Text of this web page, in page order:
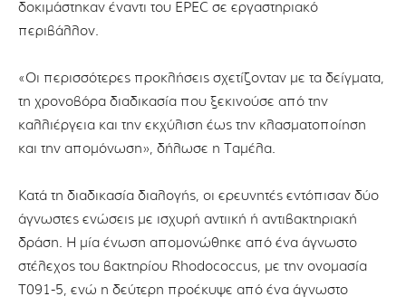
δοκιμάστηκαν έναντι του EPEC σε εργαστηριακό
περιβάλλον.
«Οι περισσότερες προκλήσεις σχετίζονταν με τα δείγματα,
τη χρονοβόρα διαδικασία που ξεκινούσε από την
καλλιέργεια και την εκχύλιση έως την κλασματοποίηση
και την απομόνωση», δήλωσε η Ταμέλα.
Κατά τη διαδικασία διαλογής, οι ερευνητές εντόπισαν δύο
άγνωστες ενώσεις με ισχυρή αντιική ή αντιβακτηριακή
δράση. Η μία ένωση απομονώθηκε από ένα άγνωστο
στέλεχος του βακτηρίου Rhodococcus, με την ονομασία
T091-5, ενώ η δεύτερη προέκυψε από ένα άγνωστο